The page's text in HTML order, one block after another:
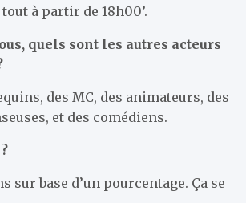
à partir de 18h00’.
quels sont les autres acteurs
des MC, des animateurs, des
et des comédiens.
sur base d’un pourcentage. Ça se